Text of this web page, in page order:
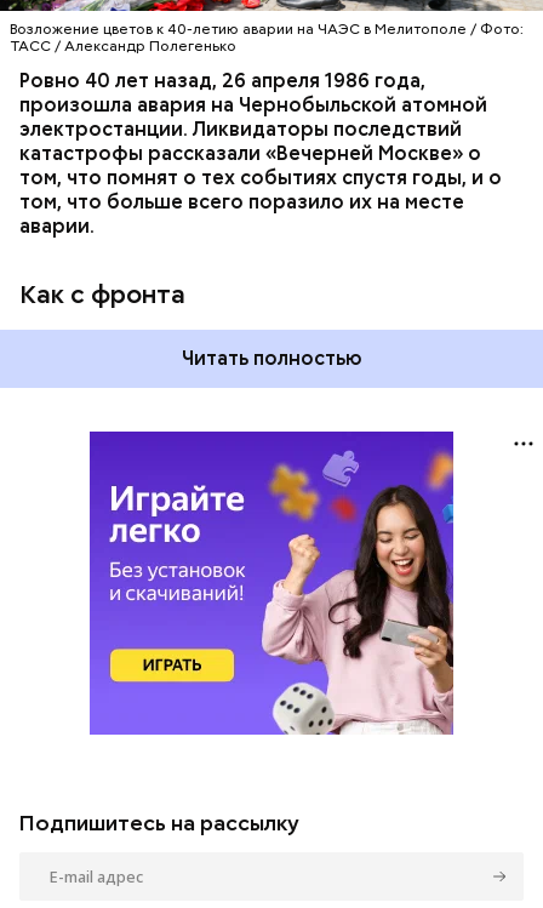
Возложение цветов к 40-летию аварии на ЧАЭС в Мелитополе / Фото:
ТАСС / Александр Полегенько
Ровно 40 лет назад, 26 апреля 1986 года,
произошла авария на Чернобыльской атомной
электростанции. Ликвидаторы последствий
катастрофы рассказали «Вечерней Москве» о
том, что помнят о тех событиях спустя годы, и о
том, что больше всего поразило их на месте
аварии.
Как с фронта
Читать полностью
Подпишитесь на рассылку